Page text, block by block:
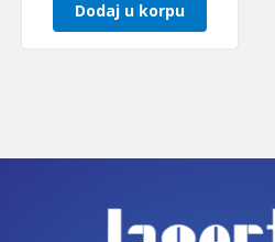
Dodaj u korpu